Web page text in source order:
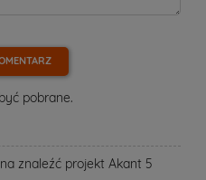
pobrane.
znaleźć projekt Akant 5